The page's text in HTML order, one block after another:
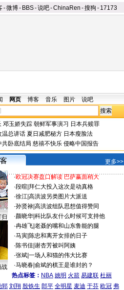
-微博- BBS-说吧-ChinaRen -搜狗 - 17173
网页 博客 音乐 图片 说吧
邓玉娇失踪 朝鲜军事演习 日本兵赎罪
温总讲话 夏日减肥秘方 日本瘦脸法
共卧底结局 慈禧不快乐 侵略中国报告
更多>>
归
战
·欧冠决赛盘口解读 巴萨赢面稍大
·段暄 拜仁大投入这次是动真格
·徐江| 高洪波另类图片大派送
·孙贤禄| 高洪波组队思想值得赞同
·颜晓华| 科比队友什么时候可支持他
·冉雄飞| 老聂的嘴和山东鲁能的腿
·马寅| 陈忠和离开女排的日子
·陈书佳| 谢杏芳被叫阿姨
·张斌| 一场人和猫的伟大比赛
·马晓春| 俞斌的棋王是谁封的？
热点标签： NBA 姚明 火箭 易建联 杜丽
郅 刘翔 殷铁生 郎平 全明星 麦迪 于芬 欧冠 弗